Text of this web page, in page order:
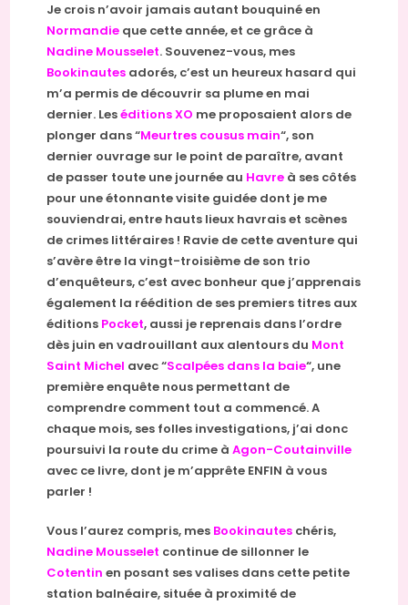
Je crois n’avoir jamais autant bouquiné en
Normandie que cette année, et ce grâce à
Nadine Mousselet. Souvenez-vous, mes
Bookinautes adorés, c’est un heureux hasard qui
m’a permis de découvrir sa plume en mai
dernier. Leséditions XO me proposaient alors de
plonger dans “Meurtres cousus main“, son
dernier ouvrage sur le point de paraître, avant
de passer toute une journée au Havre à ses côtés
pour une étonnante visite guidée dont je me
souviendrai, entre hauts lieux havrais et scènes
de crimes littéraires ! Ravie de cette aventure qui
s’avère être la vingt-troisième de son trio
d’enquêteurs, c’est avec bonheur que j’apprenais
également la réédition de ses premiers titres aux
éditions Pocket, aussi je reprenais dans l’ordre
dès juin en vadrouillant aux alentours du Mont
Saint Michel avec “Scalpées dans la baie“, une
première enquête nous permettant de
comprendre comment tout a commencé. A
chaque mois, ses folles investigations, j’ai donc
poursuivi la route du crime àAgon-Coutainville
avec ce livre, dont je m’apprête ENFIN à vous
parler !
Vous l’aurez compris, mes Bookinautes chéris,
Nadine Mousselet continue de sillonner le
Cotentin en posant ses valises dans cette petite
station balnéaire, située à proximité de